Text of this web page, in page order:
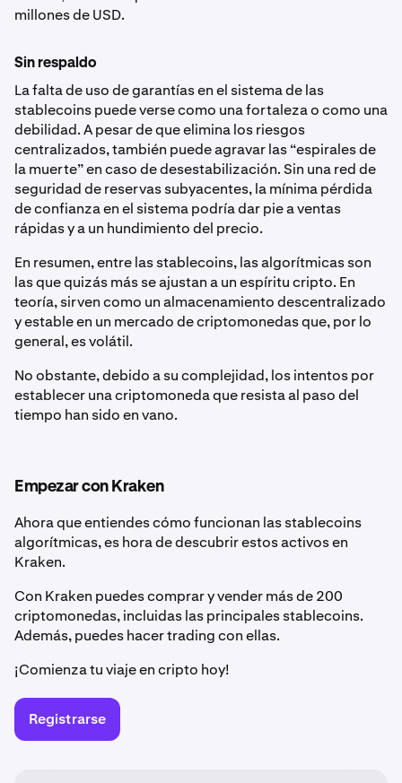
millones de USD.
Sin respaldo
La falta de uso de garantías en el sistema de las
stablecoins puede verse como una fortaleza o como una
debilidad. A pesar de que elimina los riesgos
centralizados, también puede agravar las “espirales de
la muerte” en caso de desestabilización. Sin una red de
seguridad de reservas subyacentes, la mínima pérdida
de confianza en el sistema podría dar pie a ventas
rápidas y a un hundimiento del precio.
En resumen, entre las stablecoins, las algorítmicas son
las que quizás más se ajustan a un espíritu cripto. En
teoría, sirven como un almacenamiento descentralizado
y estable en un mercado de criptomonedas que, por lo
general, es volátil.
No obstante, debido a su complejidad, los intentos por
establecer una criptomoneda que resista al paso del
tiempo han sido en vano.
Empezar con Kraken
Ahora que entiendes cómo funcionan las stablecoins
algorítmicas, es hora de descubrir estos activos en
Kraken.
Con Kraken puedes comprar y vender más de 200
criptomonedas, incluidas las principales stablecoins.
Además, puedes hacer trading con ellas.
¡Comienza tu viaje en cripto hoy!
Registrarse